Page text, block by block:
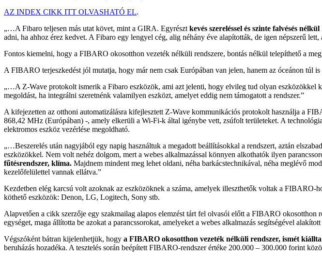
AZ INDEX CIKK ITT OLVASHATÓ EL.
„…A Fibaro teljesen más utat követ, mint a GIRA. Egyrészt kevés szereléssel és szinte falvésés
adni, ha ahhoz érez kedvet. A Fibaro egy lengyel cég, alig néhány éve alapították, de igen népszerű
Fontos kiemelni, hogy a FIBARO okosotthon vezeték nélküli rendszere, bontás nélkül telepíthető a
A FIBARO terjeszkedést jól mutatja, hogy már nem csak Európában van jelen, hanem az óceánon túl
„…A Z-Wave protokolt ismerik a Fibaro eszközök, ami azt jelenti, hogy elvileg tud olyan
megoldást, ha integrálni szeretnénk valamilyen eszközt, amelyet eddig nem támogatott a rendszer.”
A kifejezetten az otthoni automatizálásra kifejlesztett Z-Wave kommunikációs protokolt használja a
868,42 MHz (Európában) -, amely elkerüli a Wi-Fi-k által igénybe vett, zsúfolt területeket. A
elektromos eszköz vezérlése megoldható.
„…Beszerelés után nagyjából egy napig használtuk a megadott beállításokkal a rendszert, aztán
eszközökkel. Nem volt nehéz dolgom, mert a webes alkalmazással könnyen alkothatók ilyen
fűtésrendszer, klíma. Majdnem mindent meg lehet oldani, néha barkácstechnikával, néha meglévő
kezelőfelülettel vannak ellátva.”
Kezdetben elég karcsú volt azoknak az eszközöknek a száma, amelyek illeszthetők voltak a FIBARO-
köthető eszközök: Denon, LG, Logitech, Sony stb.
Alapvetően a cikk szerzője egy szakmailag alapos elemzést tárt fel olvasói előtt a FIBARO
egységet, maga állította be azokat a parancssorokat, amelyeket a webes alkalmazás segítségével
Végszóként bátran kijelenhetjük, hogy a FIBARO okosotthon vezeték nélküli rendszer, ismét
beruházás hozadéka. A tesztelés során beépített FIBARO-rendszer értéke 200.000 – 300.000 forint